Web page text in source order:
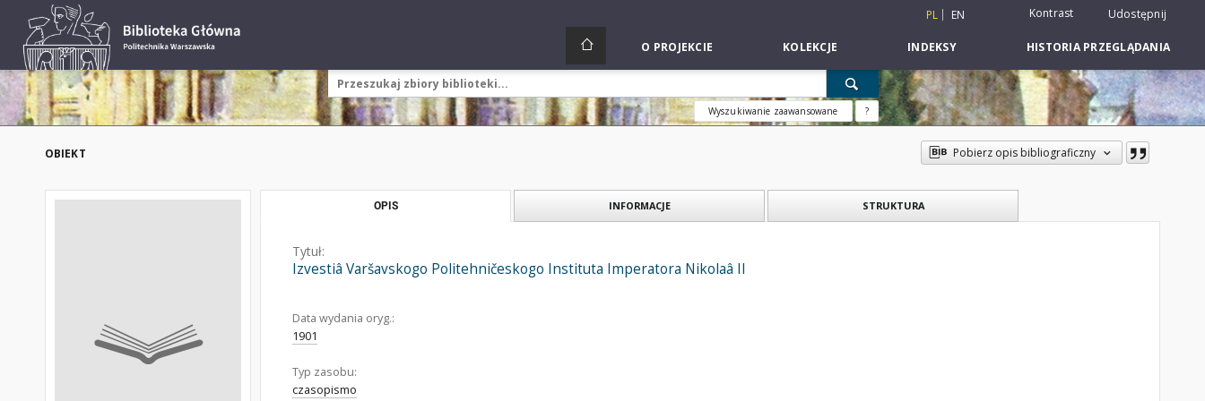
PL EN Kontrast Udostępnij
O PROJEKCIE KOLEKCJE INDEKSY HISTORIA PRZEGLĄDANIA
Wyszukiwanie zaawansowane ?
OBIEKT Pobierz opis bibliograficzny
OPIS INFORMACJE STRUKTURA
Tytuł:
Izvestiâ Varšavskogo Politehničeskogo Instituta Imperatora Nikolaâ II
Data wydania oryg.:
1901
Typ zasobu:
czasopismo